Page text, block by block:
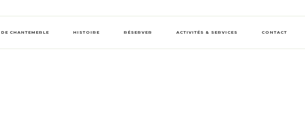
CHANTEMERLE HISTOIRE RÉSERVER ACTIVITÉS & SERVICES CONTACT